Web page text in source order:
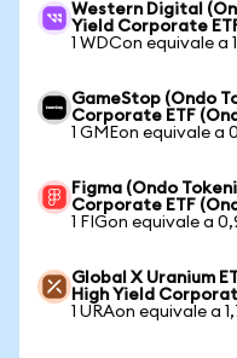
Western Digital
Yield Corporate
1 WDCon equivale a
GameStop (Ondo
Corporate ETF
1 GMEon equivale a
Figma (Ondo
Corporate ETF
1 FIGon equivale a
Global X Uranium
High Yield
1 URAon equivale a